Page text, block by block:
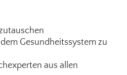
Gesundheitssystem zu
aus allen